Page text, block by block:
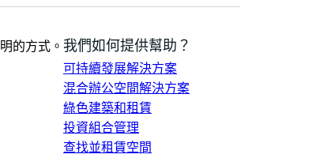
的方式。 我們如何提供幫助？
可持續發展解決方案
混合辦公空間解決方案
綠色建築和租賃
投資組合管理
查找並租賃空間